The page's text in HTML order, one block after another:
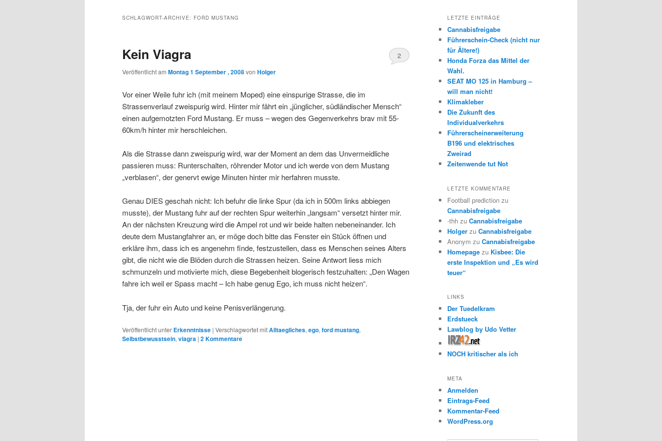
wechseln
SCHLAGWORT-ARCHIVE: FORD MUSTANG
Kein Viagra
Veröffentlicht am Montag 1 September , 2008von Holger
2
Vor einer Weile fuhr ich (mit meinem Moped) eine einspurige Strasse, die im
Strassenverlauf zweispurig wird. Hinter mir fährt ein „jünglicher, südländischer Mensch“
einen aufgemotzten Ford Mustang. Er muss – wegen des Gegenverkehrs brav mit 55-
60km/h hinter mir herschleichen.
Als die Strasse dann zweispurig wird, war der Moment an dem das Unvermeidliche
passieren muss: Runterschalten, röhrender Motor und ich werde von dem Mustang
„verblasen“, der genervt ewige Minuten hinter mir herfahren musste.
Genau DIES geschah nicht: Ich befuhr die linke Spur (da ich in 500m links abbiegen
musste), der Mustang fuhr auf der rechten Spur weiterhin „langsam“ versetzt hinter mir.
An der nächsten Kreuzung wird die Ampel rot und wir beide halten nebeneinander. Ich
deute dem Mustangfahrer an, er möge doch bitte das Fenster ein Stück öffnen und
erkläre ihm, dass ich es angenehm finde, festzustellen, dass es Menschen seines Alters
gibt, die nicht wie die Blöden durch die Strassen heizen. Seine Antwort liess mich
schmunzeln und motivierte mich, diese Begebenheit blogerisch festzuhalten: „Den Wagen
fahre ich weil er Spass macht – Ich habe genug Ego, ich muss nicht heizen“.
Tja, der fuhr ein Auto und keine Penisverlängerung.
Veröffentlicht unter Erkenntnisse | Verschlagwortet mitAlltaegliches, ego, ford mustang,
Selbstbewusstsein, viagra | 2Kommentare
LETZTE EINTRÄGE
Cannabisfreigabe
Führerschein-Check (nicht nur
für Ältere!)
Honda Forza das Mittel der
Wahl.
SEAT MO 125 in Hamburg –
will man nicht!
Klimakleber
Die Zukunft des
Individualverkehrs
Führerscheinerweiterung
B196 und elektrisches
Zweirad
Zeitenwende tut Not
LETZTE KOMMENTARE
Football prediction zu
Cannabisfreigabe
-thh zu Cannabisfreigabe
Holger zu Cannabisfreigabe
Anonym zu Cannabisfreigabe
Homepage zu Kisbee: Die
erste Inspektion und „Es wird
teuer“
LINKS
Der Tuedelkram
Erdstueck
Lawblog by Udo Vetter
NOCH kritischer als ich
META
Anmelden
Eintrags-Feed
Kommentar-Feed
WordPress.org